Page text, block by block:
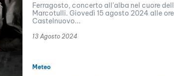
Ferragosto, concerto all’alba nel cuore
Marcotulli. Giovedì 15 agosto 2024 alle
Castelnuovo...
13 Agosto 2024
Meteo